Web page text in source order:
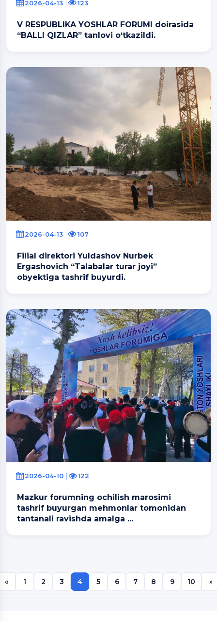
2026-04-13 123
V RESPUBLIKA YOSHLAR FORUMI doirasida
“BALLI QIZLAR” tanlovi o‘tkazildi.
2026-04-13 107
Filial direktori Yuldashov Nurbek
Ergashovich “Talabalar turar joyi”
obyektiga tashrif buyurdi.
2026-04-10 122
Mazkur forumning ochilish marosimi
tashrif buyurgan mehmonlar tomonidan
tantanali ravishda amalga ...
« 1 2 3 4 5 6 7 8 9 10 »